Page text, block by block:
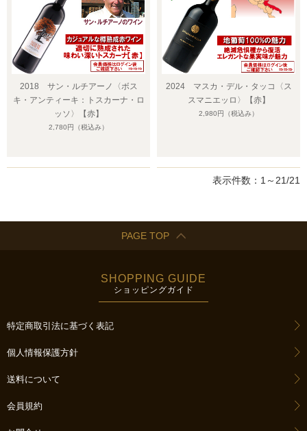
2018 サン・ルチアーノ〈ボス
キ・アンティーキ：トスカーナ・ロ
ッソ〉【赤】
2,780円 （税込み）
2024 マスカ・デル・タッコ〈ス
スマニエッロ〉【赤】
2,980円 （税込み）
表示件数：1～21/21
PAGE TOP
SHOPPING GUIDE
ショッピングガイド
特定商取引法に基づく表記
個人情報保護方針
送料について
会員規約